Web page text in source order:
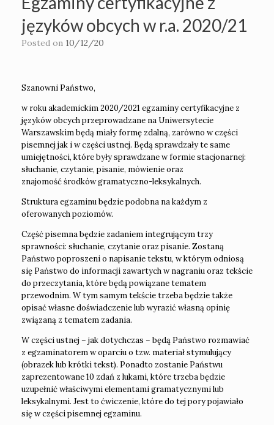
języków obcych w r.a. 2020/21
Posted on 10/12/20
Szanowni Państwo,
w roku akademickim 2020/2021 egzaminy certyfikacyjne z
języków obcych przeprowadzane na Uniwersytecie
Warszawskim będą miały formę zdalną, zarówno w części
pisemnej jak i w części ustnej. Będą sprawdzały te same
umiejętności, które były sprawdzane w formie stacjonarnej:
słuchanie, czytanie, pisanie, mówienie oraz
znajomość środków gramatyczno-leksykalnych.
Struktura egzaminu będzie podobna na każdym z
oferowanych poziomów.
Część pisemna będzie zadaniem integrującym trzy
sprawności: słuchanie, czytanie oraz pisanie. Zostaną
Państwo poproszeni o napisanie tekstu, w którym odniosą
się Państwo do informacji zawartych w nagraniu oraz tekście
do przeczytania, które będą powiązane tematem
przewodnim. W tym samym tekście trzeba będzie także
opisać własne doświadczenie lub wyrazić własną opinię
związaną z tematem zadania.
W części ustnej – jak dotychczas – będą Państwo rozmawiać
z egzaminatorem w oparciu o tzw. materiał stymulujący
(obrazek lub krótki tekst). Ponadto zostanie Państwu
zaprezentowane 10 zdań z lukami, które trzeba będzie
uzupełnić właściwymi elementami gramatycznymi lub
leksykalnymi. Jest to ćwiczenie, które do tej pory pojawiało
się w części pisemnej egzaminu.